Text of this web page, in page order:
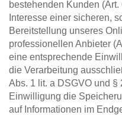
bestehenden Kunden
Interesse einer sicheren,
Bereitstellung unseres
professionellen Anbieter
eine entsprechende
die Verarbeitung
Abs. 1 lit. a DSGVO und
Einwilligung die
auf Informationen im